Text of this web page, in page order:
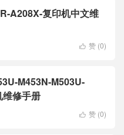
A208X-复印机中文维
 赞 (0)
M453N-M503U-
修手册
 赞 (0)